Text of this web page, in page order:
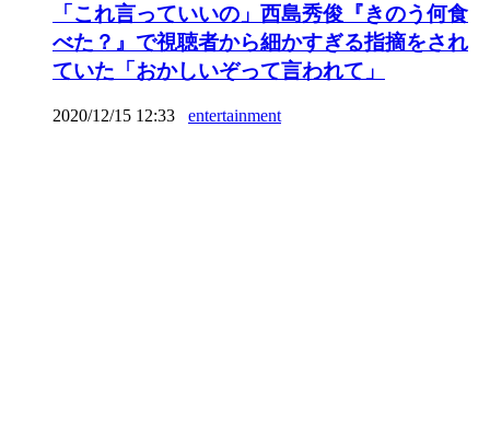
「これ言っていいの」西島秀俊『きのう何食
べた？』で視聴者から細かすぎる指摘をされ
ていた「おかしいぞって言われて」
2020/12/15 12:33 entertainment